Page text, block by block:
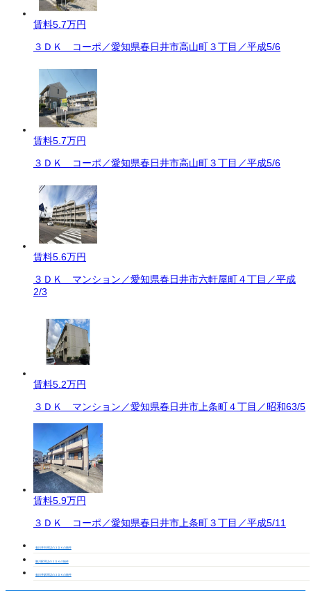
賃料5.7万円
３ＤＫ コーポ／愛知県春日井市高山町３丁目／平成5/6
賃料5.7万円
３ＤＫ コーポ／愛知県春日井市高山町３丁目／平成5/6
賃料5.6万円
３ＤＫ マンション／愛知県春日井市六軒屋町４丁目／平成
2/3
賃料5.2万円
３ＤＫ マンション／愛知県春日井市上条町４丁目／昭和63/5
賃料5.9万円
３ＤＫ コーポ／愛知県春日井市上条町３丁目／平成5/11
春日井市周辺の３ＤＫの物件
勝川駅周辺の３ＤＫの物件
春日井駅周辺の３ＤＫの物件